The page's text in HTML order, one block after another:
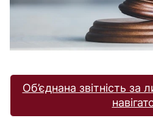
Об’єднана звітність за